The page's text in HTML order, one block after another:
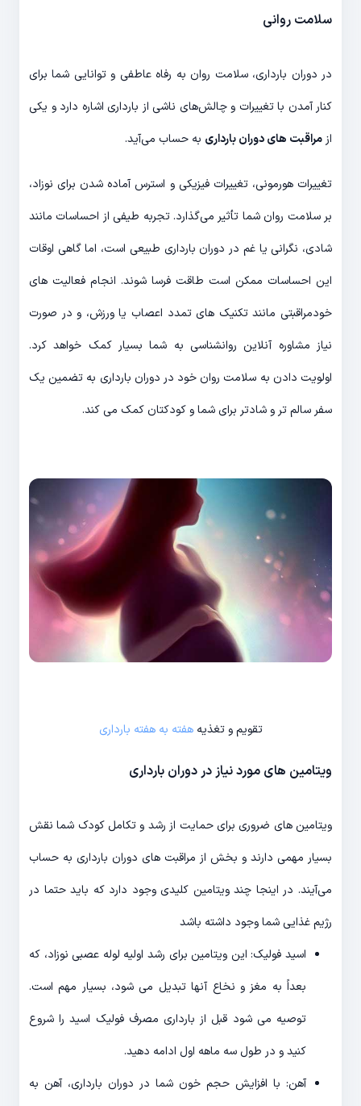
سلامت روانی
در دوران بارداری، سلامت روان به رفاه عاطفی و توانایی شما برای
کنار آمدن با تغییرات و چالش‌های ناشی از بارداری اشاره دارد و یکی
از مراقبت های دوران بارداری به حساب می‌آید.
تغییرات هورمونی، تغییرات فیزیکی و استرس آماده شدن برای نوزاد،
بر سلامت روان شما تأثیر می‌گذارد. تجربه طیفی از احساسات مانند
شادی، نگرانی یا غم در دوران بارداری طبیعی است، اما گاهی اوقات
این احساسات ممکن است طاقت فرسا شوند. انجام فعالیت های
خودمراقبتی مانند تکنیک های تمدد اعصاب یا ورزش، و در صورت
نیاز مشاوره آنلاین روانشناسی به شما بسیار کمک خواهد کرد.
اولویت دادن به سلامت روان خود در دوران بارداری به تضمین یک
سفر سالم تر و شادتر برای شما و کودکتان کمک می کند.
تقویم و تغذیههفته به هفته بارداری
ویتامین های مورد نیاز در دوران بارداری
ویتامین های ضروری برای حمایت از رشد و تکامل کودک شما نقش
بسیار مهمی دارند و بخش از مراقبت های دوران بارداری به حساب
می‌آیند. در اینجا چند ویتامین کلیدی وجود دارد که باید حتما در
رژیم غذایی شما وجود داشته باشد
اسید فولیک: این ویتامین برای رشد اولیه لوله عصبی نوزاد، که
بعداً به مغز و نخاع آنها تبدیل می شود، بسیار مهم است.
توصیه می شود قبل از بارداری مصرف فولیک اسید را شروع
کنید و در طول سه ماهه اول ادامه دهید.
آهن: با افزایش حجم خون شما در دوران بارداری، آهن به